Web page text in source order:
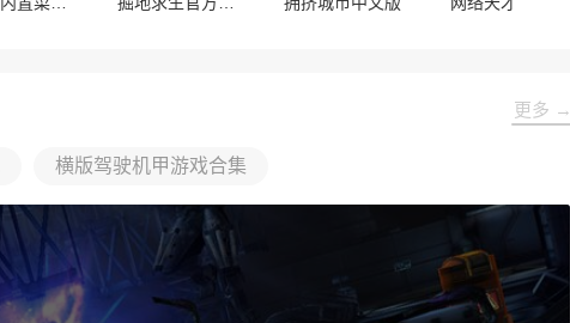
更多 →
横版驾驶机甲游戏合集